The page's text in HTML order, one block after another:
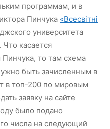
программам, и в
Пинчука «Всесвітні
университета
. Что касается
то там схема
быть зачисленным в
в топ-200 по мировым
заявку на сайте
было подано
числа на следующий